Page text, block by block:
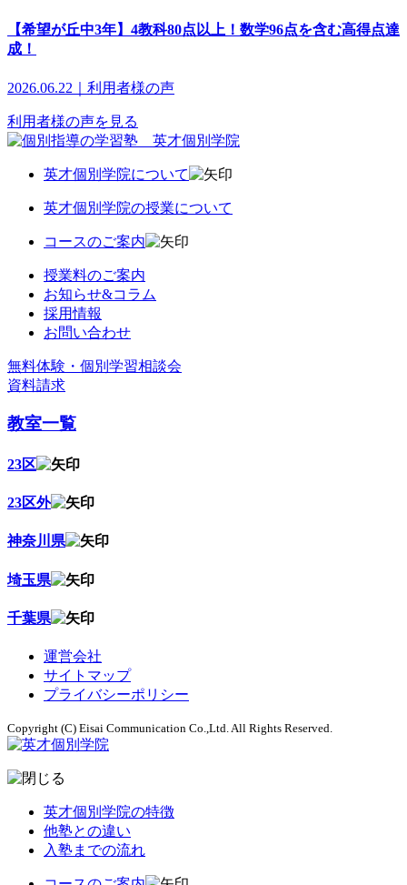
【希望が丘中3年】4教科80点以上！数学96点を含む高得点達
成！
2026.06.22｜利用者様の声
利用者様の声を見る
英才個別学院について
英才個別学院の授業について
コースのご案内
授業料のご案内
お知らせ&コラム
採用情報
お問い合わせ
無料体験・個別学習相談会
資料請求
教室一覧
23区
23区外
神奈川県
埼玉県
千葉県
運営会社
サイトマップ
プライバシーポリシー
Copyright (C) Eisai Communication Co.,Ltd. All Rights Reserved.
英才個別学院の特徴
他塾との違い
入塾までの流れ